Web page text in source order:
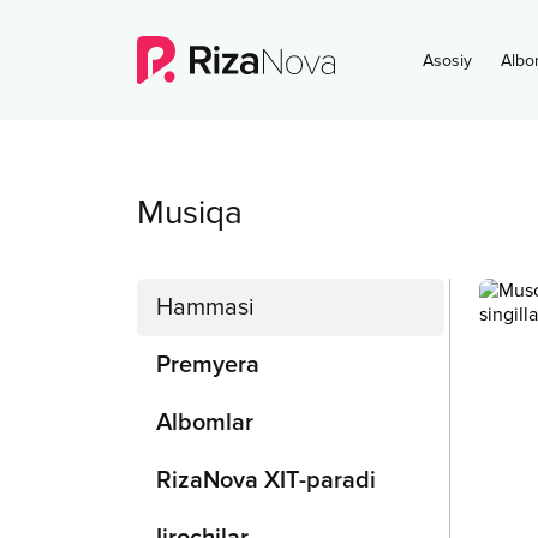
Asosiy
Musiqa
Hammasi
Premyera
Albomlar
RizaNova XIT-paradi